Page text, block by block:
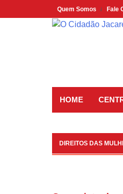
to
Quem Somos Fale
HOME
DIREITOS DAS